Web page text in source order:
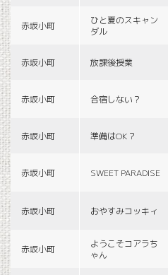
赤坂小町
ひと夏のスキャン
ダル
赤坂小町 放課後授業
赤坂小町 合宿しない？
赤坂小町 準備はOK？
赤坂小町 SWEET PARADISE
赤坂小町 おやすみコッキィ
赤坂小町
ようこそコアラち
ゃん